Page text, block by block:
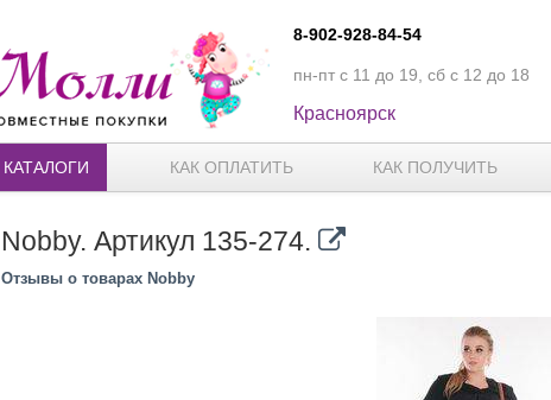
8-902-928-84-54
пн-пт с 11 до 19, сб с 12 до 18
Красноярск
КАТАЛОГИ КАК ОПЛАТИТЬ КАК ПОЛУЧИТЬ
Nobby. Артикул 135-274.
Отзывы о товарах Nobby